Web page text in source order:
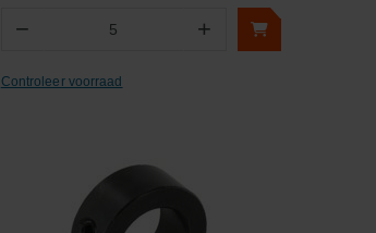
− +
Controleer voorraad